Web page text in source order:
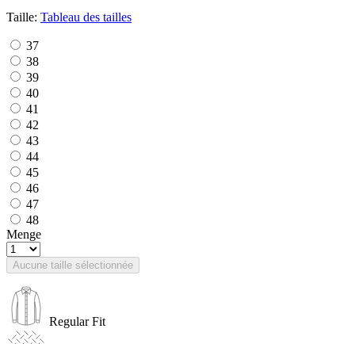
Taille: Tableau des tailles
37
38
39
40
41
42
43
44
45
46
47
48
Menge
Aucune taille sélectionnée
Regular Fit